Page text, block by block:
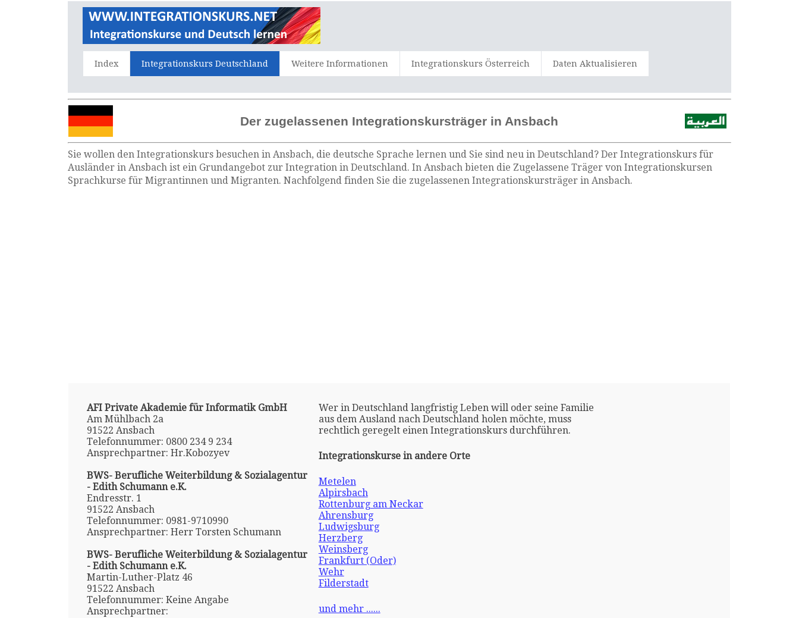
Index Integrationskurs Deutschland Weitere Informationen Integrationskurs Österreich Daten Aktualisieren
Der zugelassenen Integrationskursträger in Ansbach
Sie wollen den Integrationskurs besuchen in Ansbach, die deutsche Sprache lernen und Sie sind neu in Deutschland? Der Integrationskurs für
Ausländer in Ansbach ist ein Grundangebot zur Integration in Deutschland. In Ansbach bieten die Zugelassene Träger von Integrationskursen
Sprachkurse für Migrantinnen und Migranten. Nachfolgend finden Sie die zugelassenen Integrationskursträger in Ansbach.
AFI Private Akademie für Informatik GmbH
Am Mühlbach 2a
91522 Ansbach
Telefonnummer: 0800 234 9 234
Ansprechpartner: Hr.Kobozyev
BWS- Berufliche Weiterbildung & Sozialagentur
- Edith Schumann e.K.
Endresstr. 1
91522 Ansbach
Telefonnummer: 0981-9710990
Ansprechpartner: Herr Torsten Schumann
BWS- Berufliche Weiterbildung & Sozialagentur
- Edith Schumann e.K.
Martin-Luther-Platz 46
91522 Ansbach
Telefonnummer: Keine Angabe
Ansprechpartner:
Wer in Deutschland langfristig Leben will oder seine Familie
aus dem Ausland nach Deutschland holen möchte, muss
rechtlich geregelt einen Integrationskurs durchführen.
Integrationskurse in andere Orte
Metelen
Alpirsbach
Rottenburg am Neckar
Ahrensburg
Ludwigsburg
Herzberg
Weinsberg
Frankfurt (Oder)
Wehr
Filderstadt
und mehr ......